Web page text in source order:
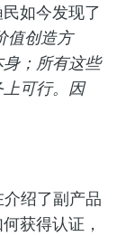
如今发现了
值创造方
；所有这些
可行。因
绍了副产品
获得认证，